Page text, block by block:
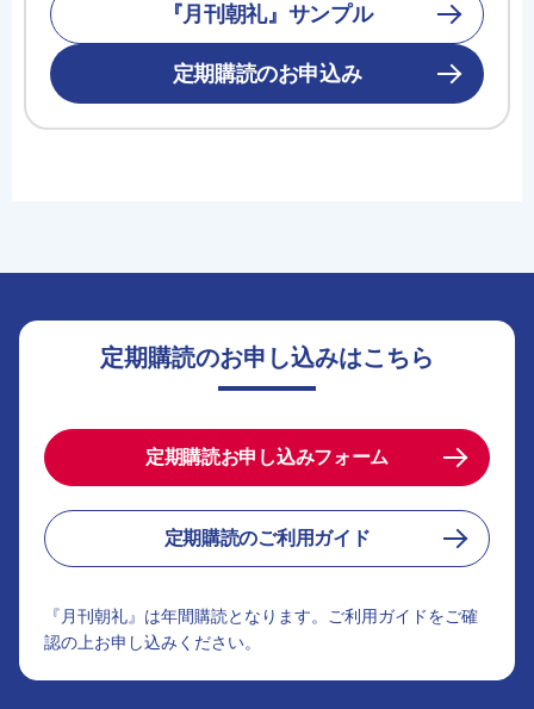
『月刊朝礼』サンプル
定期購読のお申込み
定期購読のお申し込みはこちら
定期購読お申し込みフォーム
定期購読のご利用ガイド
『月刊朝礼』は年間購読となります。ご利用ガイドをご確
認の上お申し込みください。